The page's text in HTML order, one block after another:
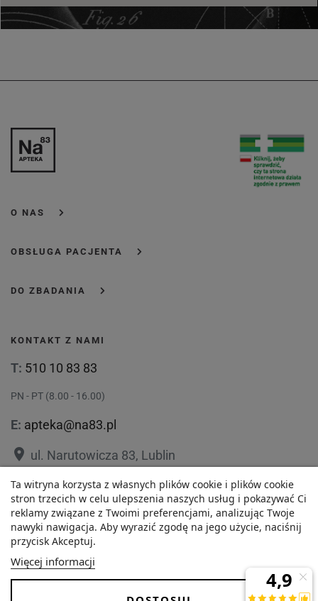
8,87 zł
- +
O NAS
OBSŁUGA PACJENTA
DO ZBADANIA
KONTAKT Z NAMI
T: 510 10 83 83
PN - PT (8.00 - 16.00)
E: apteka@na83.pl
place ul. Narutowicza 83, Lublin
placeul. 1 Maja 36, Lublin
Ta witryna korzysta z własnych plików cookie i plików cookie
stron trzecich w celu ulepszenia naszych usług i pokazywać Ci
reklamy związane z Twoimi preferencjami, analizując Twoje
nawyki nawigacja. Aby wyrazić zgodę na jego użycie, naciśnij
przycisk Akceptuj.
Więcej informacji
O nas Zezwolenie